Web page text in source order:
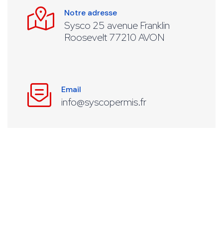
Sysco 25 avenue Franklin
Roosevelt 77210 AVON
Notre adresse
info@syscopermis.fr
Email